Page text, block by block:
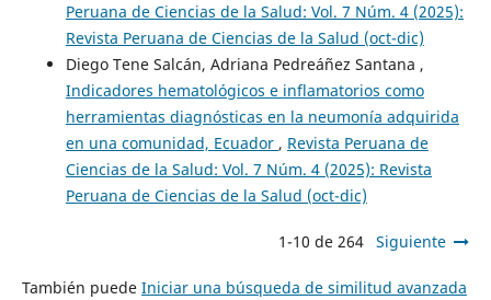
Peruana de Ciencias de la Salud: Vol. 7 Núm. 4 (2025):
Revista Peruana de Ciencias de la Salud (oct-dic)
Diego Tene Salcán, Adriana Pedreáñez Santana ,
Indicadores hematológicos e inflamatorios como
herramientas diagnósticas en la neumonía adquirida
en una comunidad, Ecuador , Revista Peruana de
Ciencias de la Salud: Vol. 7 Núm. 4 (2025): Revista
Peruana de Ciencias de la Salud (oct-dic)
1-10 de 264 Siguiente
También puede Iniciar una búsqueda de similitud avanzada